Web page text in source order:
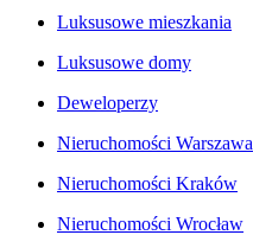
Luksusowe mieszkania
Luksusowe domy
Deweloperzy
Nieruchomości Warszawa
Nieruchomości Kraków
Nieruchomości Wrocław